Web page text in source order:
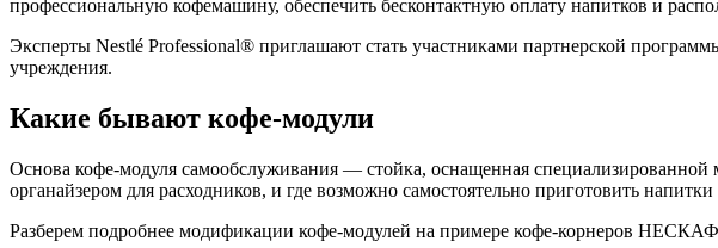
профессиональную кофемашину, обеспечить бесконтактную оплату напитков и
Эксперты Nestlé Professional® приглашают стать участниками партнерской
учреждения.
Какие бывают кофе-модули
Основа кофе-модуля самообслуживания — стойка, оснащенная
органайзером для расходников, и где возможно самостоятельно приготовить
Разберем подробнее модификации кофе-модулей на примере кофе-корнеров